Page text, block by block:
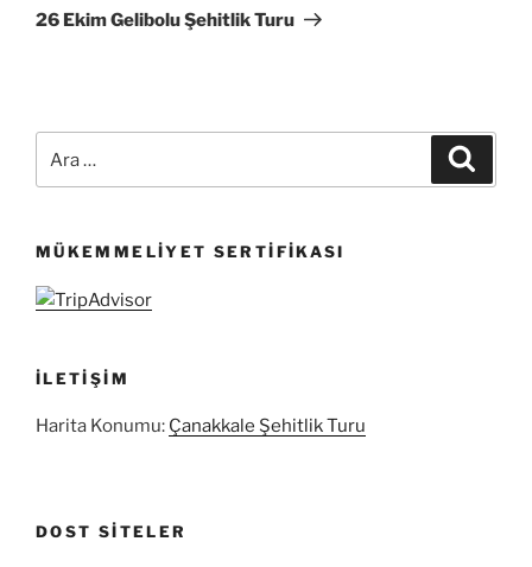
Yazı
26 Ekim Gelibolu Şehitlik Turu
MÜKEMMELIYET SERTIFIKASI
İLETIŞIM
Harita Konumu: Çanakkale Şehitlik Turu
DOST SITELER